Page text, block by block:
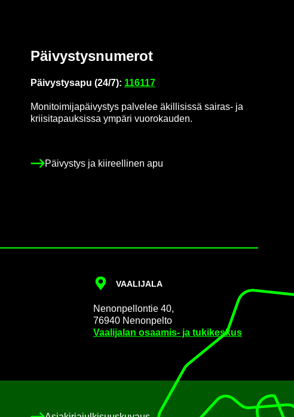
Päi­vys­tys­nu­me­rot
Päi­vys­tys­a­pu (24/7): 116117
Mo­ni­toi­mi­ja­päi­vys­tys pal­ve­lee äkil­li­sis­sä sairas-​ ja
krii­si­ta­pauk­sis­sa ym­pä­ri vuo­ro­kau­den.
Päi­vys­tys ja kii­reel­li­nen apu
VAA­LI­JA­LA
Ne­non­pel­lon­tie 40,
76940 Ne­non­pel­to
Vaa­li­ja­lan osaamis-​ ja tu­ki­kes­kus